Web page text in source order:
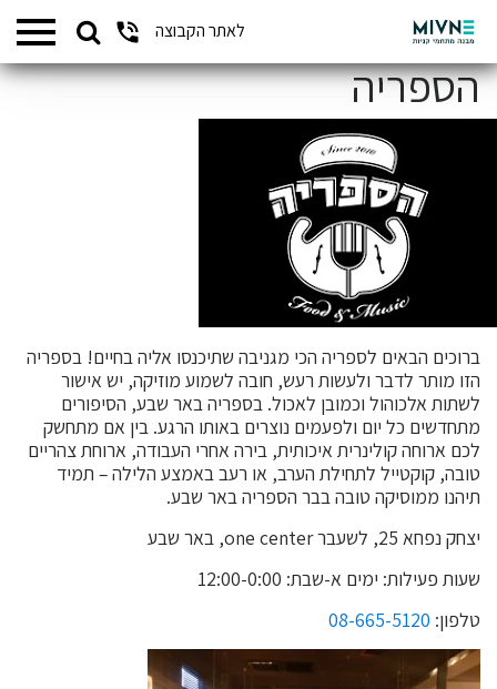
לאתר הקבוצהSearch
המתחמים שלנו
הספריה
ברוכים הבאים לספריה הכי מגניבה שתיכנסו אליה בחיים! בספריה
הזו מותר לדבר ולעשות רעש, חובה לשמוע מוזיקה, יש אישור
לשתות אלכוהול וכמובן לאכול. בספריה באר שבע, הסיפורים
מתחדשים כל יום ולפעמים נוצרים באותו הרגע. בין אם מתחשק
לכם ארוחה קולינרית איכותית, בירה אחרי העבודה, ארוחת צהריים
טובה, קוקטייל לתחילת הערב, או רעב באמצע הלילה – תמיד
תיהנו ממוסיקה טובה בבר הספריה באר שבע.
יצחק נפחא 25, לשעבר one center, באר שבע
שעות פעילות: ימים א-שבת: 12:00-0:00
טלפון: 08-665-5120